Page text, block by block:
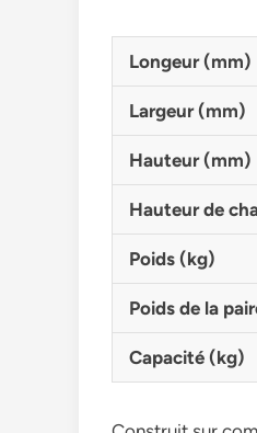
Longeur (mm)
Largeur (mm)
Hauteur (mm)
Hauteur de
Poids (kg)
Poids de la
Capacité (kg)